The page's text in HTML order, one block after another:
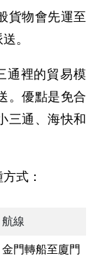
貨物會先運至
。
通裡的貿易模
。優點是免合
三通、海快和
式：
航線
金門轉船至廈門